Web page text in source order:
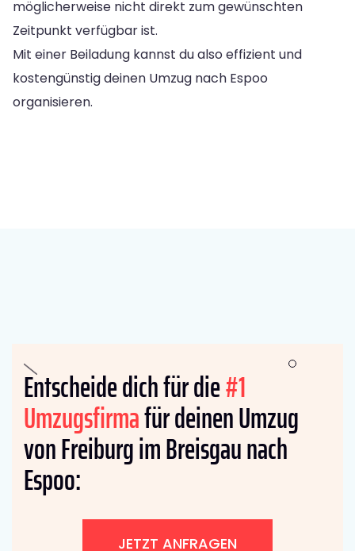
möglicherweise nicht direkt zum gewünschten
Zeitpunkt verfügbar ist.
Mit einer Beiladung kannst du also effizient und
kostengünstig deinen Umzug nach Espoo
organisieren.
Entscheide dich für die#1
Umzugsfirmafür deinen Umzug
von Freiburg im Breisgau nach
Espoo:
JETZT ANFRAGEN